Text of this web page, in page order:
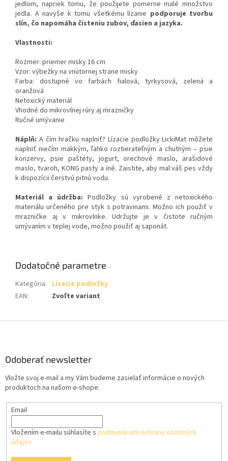
jedlom, napriek tomu, že použijete pomerne malé množstvo
jedla. A navyše k tomu všetkému lízanie podporuje tvorbu
slín, čo napomáha čisteniu zubov, ďasien a jazyka.
Vlastnosti:
Rozmer: priemer misky 16 cm
Vzor: výbežky na vnútornej strane misky
Farba: dostupné vo farbách fialová, tyrkysová, zelená a
oranžová
Netoxický materiál
Vhodné do mikrovlnej rúry aj mrazničky
Ručné umývanie
Náplň: A čím hračku naplniť? Lízacie podložky LickiMat môžete
naplniť niečím mäkkým, ľahko roztierateľným a chutným – psie
konzervy, psie paštéty, jogurt, orechové maslo, arašidové
maslo, tvaroh, KONG pasty a iné. Zaistite, aby mal váš pes vždy
k dispozícii čerstvú pitnú vodu.
Materiál a údržba:Podložky sú vyrobené z netoxického
materiálu určeného pre styk s potravinami. Možno ich použiť v
mrazničke aj v mikrovlnke. Udržujte je v čistote ručným
umývaním v teplej vode, možno použiť aj saponát.
Dodatočné parametre
Kategória: Lízacie podložky
EAN: Zvoľte variant
Odoberať newsletter
Vložte svoj e-mail a my Vám budeme zasielať informácie o nových
produktoch na našom e-shope.
Email
Vložením e-mailu súhlasíte s podmienkami ochrany osobných
údajov